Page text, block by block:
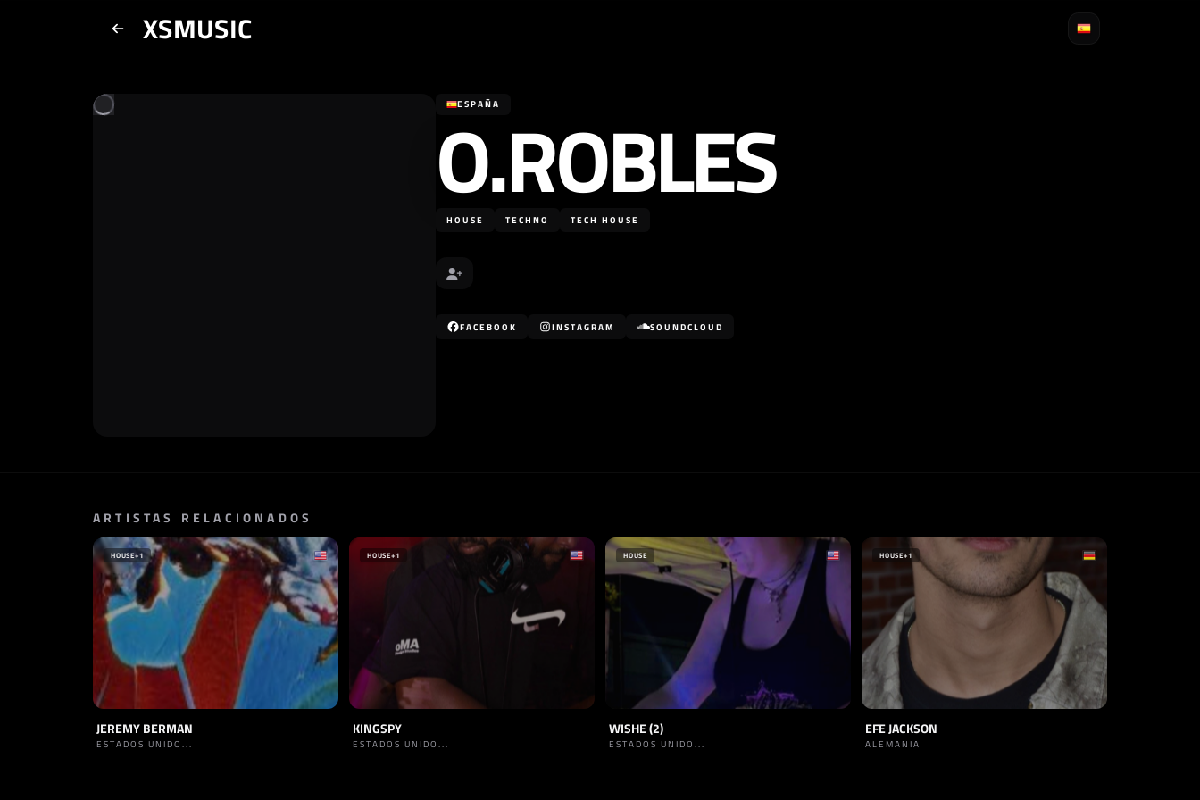
XSMUSIC
ESPAÑA
O.ROBLES
HOUSE TECHNO TECH HOUSE
FACEBOOK INSTAGRAM SOUNDCLOUD
ARTISTAS RELACIONADOS
HOUSE+1
JEREMY BERMAN
ESTADOS UNIDO...
HOUSE+1
KINGSPY
ESTADOS UNIDO...
HOUSE
WISHE (2)
ESTADOS UNIDO...
HOUSE+1
EFE JACKSON
ALEMANIA